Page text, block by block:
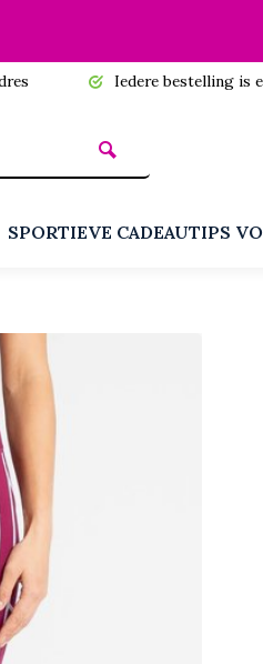
Iedere bestelling is
SPORTIEVE CADEAUTIPS